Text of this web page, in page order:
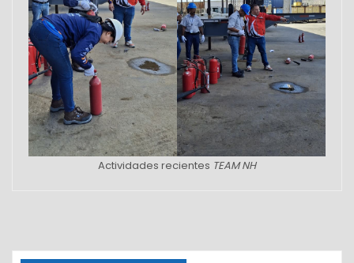
Actividades recientes TEAM NH